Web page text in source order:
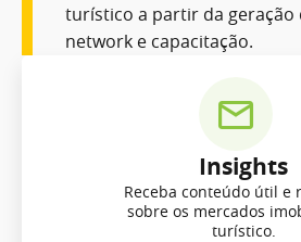
turístico a partir da geração
network e capacitação.
Insights
Receba conteúdo útil e
sobre os mercados
turístico.